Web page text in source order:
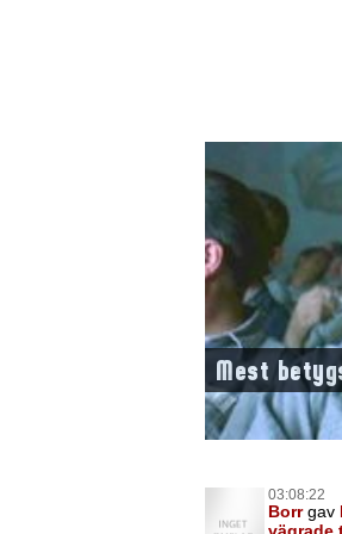
Mest
03:08:22
Borrgav
vägrade